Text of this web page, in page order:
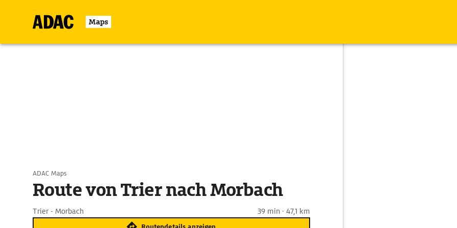
Maps
ADAC Maps
Route von Trier nach Morbach
Trier - Morbach 39 min · 47,1 km